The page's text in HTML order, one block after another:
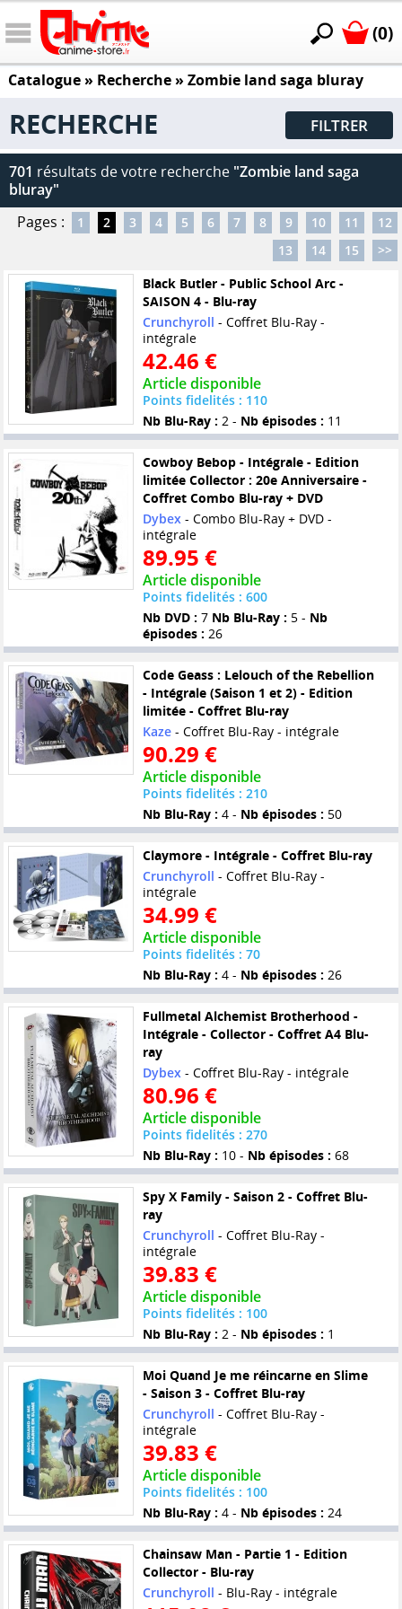
(0)
Catalogue» Recherche » Zombie land saga bluray
RECHERCHE FILTRER
701 résultats de votre recherche "Zombie land saga
bluray"
Pages :
1 2 3 4 5 6 7 8 9 10 11
12
13
14 15
>>
Black Butler - Public School Arc -
SAISON 4 - Blu-ray
Crunchyroll - Coffret Blu-Ray -
intégrale
42.46 €
Article disponible
Points fidelités : 110
Nb Blu-Ray : 2 - Nb épisodes : 11
Cowboy Bebop - Intégrale - Edition
limitée Collector : 20e Anniversaire -
Coffret Combo Blu-ray + DVD
Dybex- Combo Blu-Ray + DVD -
intégrale
89.95 €
Article disponible
Points fidelités : 600
Nb DVD : 7 Nb Blu-Ray : 5 - Nb
épisodes : 26
Code Geass : Lelouch of the Rebellion
- Intégrale (Saison 1 et 2) - Edition
limitée - Coffret Blu-ray
Kaze- Coffret Blu-Ray - intégrale
90.29 €
Article disponible
Points fidelités : 210
Nb Blu-Ray : 4 - Nb épisodes : 50
Claymore - Intégrale - Coffret Blu-ray
Crunchyroll - Coffret Blu-Ray -
intégrale
34.99 €
Article disponible
Points fidelités : 70
Nb Blu-Ray : 4 - Nb épisodes : 26
Fullmetal Alchemist Brotherhood -
Intégrale - Collector - Coffret A4 Blu-
ray
Dybex- Coffret Blu-Ray - intégrale
80.96 €
Article disponible
Points fidelités : 270
Nb Blu-Ray : 10 - Nb épisodes : 68
Spy X Family - Saison 2 - Coffret Blu-
ray
Crunchyroll - Coffret Blu-Ray -
intégrale
39.83 €
Article disponible
Points fidelités : 100
Nb Blu-Ray : 2 - Nb épisodes : 1
Moi Quand Je me réincarne en Slime
- Saison 3 - Coffret Blu-ray
Crunchyroll - Coffret Blu-Ray -
intégrale
39.83 €
Article disponible
Points fidelités : 100
Nb Blu-Ray : 4 - Nb épisodes : 24
Chainsaw Man - Partie 1 - Edition
Collector - Blu-ray
Crunchyroll - Blu-Ray - intégrale